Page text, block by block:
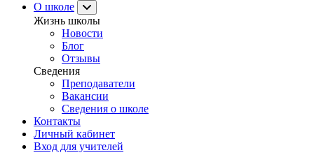
О школе
Жизнь школы
Новости
Блог
Отзывы
Сведения
Преподаватели
Вакансии
Сведения о школе
Контакты
Личный кабинет
Вход для учителей